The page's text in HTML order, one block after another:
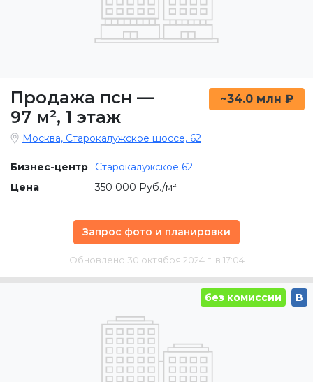
Продажа псн —
97 м², 1 этаж
~34.0 млн ₽
Москва, Старокалужское шоссе, 62
Бизнес-центр
Старокалужское 62
Цена
350 000 Руб./м²
Запрос фото и планировки
Обновлено 30 октября 2024 г. в 17:04
без комиссии B